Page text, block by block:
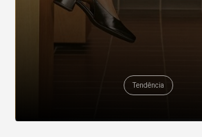
Tendência